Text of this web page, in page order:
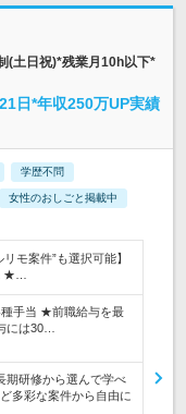
(土日祝)*残業月10h以下*
日*年収250万UP実績
学歴不問
女性のおしごと掲載中
モ案件”も選択可能】
★…
種手当 ★前職給与を最
には30…
期研修から選んで学べ
多彩な案件から自由に